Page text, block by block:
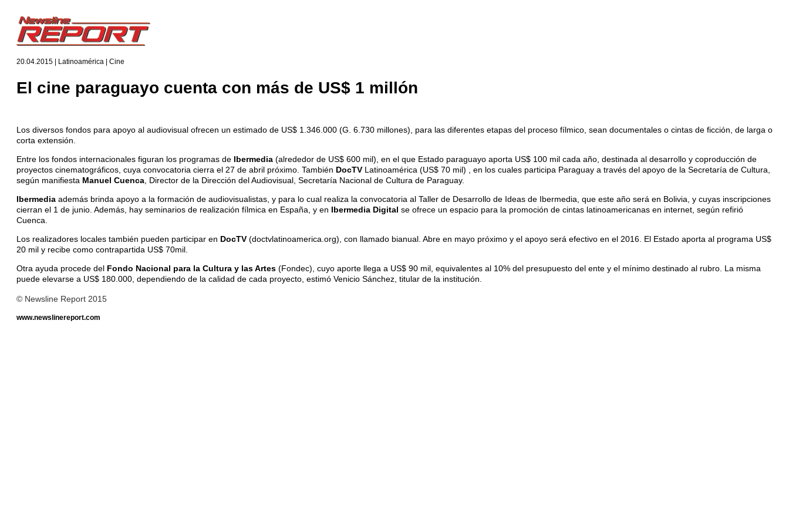
20.04.2015 | Latinoamérica | Cine
El cine paraguayo cuenta con más de US$ 1 millón
Los diversos fondos para apoyo al audiovisual ofrecen un estimado de US$ 1.346.000 (G. 6.730 millones), para las diferentes etapas del proceso fílmico, sean documentales o cintas de ficción, de larga o
corta extensión.
Entre los fondos internacionales figuran los programas de Ibermedia (alrededor de US$ 600 mil), en el que Estado paraguayo aporta US$ 100 mil cada año, destinada al desarrollo y coproducción de
proyectos cinematográficos, cuya convocatoria cierra el 27 de abril próximo. También DocTV Latinoamérica (US$ 70 mil) , en los cuales participa Paraguay a través del apoyo de la Secretaría de Cultura,
según manifiesta Manuel Cuenca , Director de la Dirección del Audiovisual, Secretaría Nacional de Cultura de Paraguay.
Ibermedia además brinda apoyo a la formación de audiovisualistas, y para lo cual realiza la convocatoria al Taller de Desarrollo de Ideas de Ibermedia, que este año será en Bolivia, y cuyas inscripciones
cierran el 1 de junio. Además, hay seminarios de realización fílmica en España, y en Ibermedia Digital se ofrece un espacio para la promoción de cintas latinoamericanas en internet, según refirió
Cuenca.
Los realizadores locales también pueden participar en DocTV (doctvlatinoamerica.org), con llamado bianual. Abre en mayo próximo y el apoyo será efectivo en el 2016. El Estado aporta al programa US$
20 mil y recibe como contrapartida US$ 70mil.
Otra ayuda procede del Fondo Nacional para la Cultura y las Artes (Fondec), cuyo aporte llega a US$ 90 mil, equivalentes al 10% del presupuesto del ente y el mínimo destinado al rubro. La misma
puede elevarse a US$ 180.000, dependiendo de la calidad de cada proyecto, estimó Venicio Sánchez, titular de la institución.
© Newsline Report 2015
www.newslinereport.com